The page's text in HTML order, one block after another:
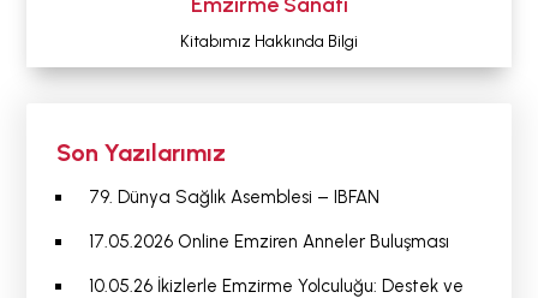
Kitabımız Hakkında Bilgi
Son Yazılarımız
79. Dünya Sağlık Asemblesi – IBFAN
17.05.2026 Online Emziren Anneler Buluşması
10.05.26 İkizlerle Emzirme Yolculuğu: Destek ve